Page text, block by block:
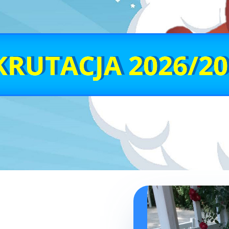
2026/